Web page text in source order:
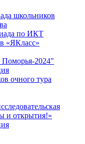
школьников
по ИКТ
«ЯКласс»
2024"
очного тура
и открытия!»